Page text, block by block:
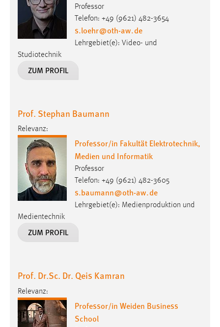
Professor
Telefon: +49 (9621) 482-3654
s.loehr@oth-aw.de
Lehrgebiet(e): Video- und
Studiotechnik
ZUM PROFIL
Prof. Stephan Baumann
Relevanz:
Professor/in Fakultät Elektrotechnik,
Medien und Informatik
Professor
Telefon: +49 (9621) 482-3605
s.baumann@oth-aw.de
Lehrgebiet(e): Medienproduktion und
Medientechnik
ZUM PROFIL
Prof. Dr.Sc. Dr. Qeis Kamran
Relevanz:
Professor/in Weiden Business
School
Für performante Seitenauslieferung wird in diesem Cookie
gespeichert, ob man eingeloggt ist.
Sprachpräferenz
site-language-preference
Cookie Laufzeit:
30 Tage
Chat
Name:
MibewSessionID, MIBEW_UserID, mibew_locale, mibew-
chat-frame-style-5e9dbeb1811c0446
Zweck:
Wird benötigt um die Chatfunktion nutzen zu können.
Jahre, MIBEW_UserID = 1 Jahr
Login